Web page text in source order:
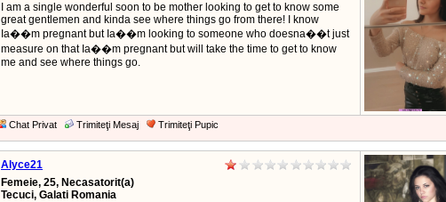
I am a single wonderful soon to be mother looking to get to know some
great gentlemen and kinda see where things go from there! I know
Ia��m pregnant but Ia��m looking to someone who doesna��t just
measure on that Ia��m pregnant but will take the time to get to know
me and see where things go.
Chat Privat Trimiteţi Mesaj Trimiteţi Pupic
Alyce21
Femeie, 25, Necasatorit(a)
Tecuci, Galati Romania